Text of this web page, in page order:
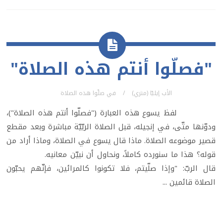
"فصلّوا أنتم هذه الصلاة"
الأب إيليّا (متري) في صلّوا هذه الصلاة
لفظ يسوع هذه العبارة ("فصلّوا أنتم هذه الصلاة")،
ودوّنها متّى، في إنجيله، قبل الصلاة الربّيّة مباشرة وبعد مقطع
قصير موضوعه الصلاة. ماذا قال يسوع في الصلاة، وماذا أراد من
قوله؟ هذا ما سنورده كاملاً، ونحاول أن نبيّن معانيه.
قال الربّ: "وإذا صلّيتم، فلا تكونوا كالمرائين، فإنّهم يحبّون
الصلاة قائمين ...